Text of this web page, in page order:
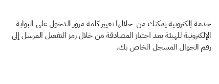
الزكاة الجمارك
ضريبة القيمة المضافة
الإقرار الضريبي
التصرفات العقارية
خدمة إلكترونية يمكنك من خلالها تغيير كلمة مرور الدخول على البوابة
الإلكترونية للهيئة بعد اجتياز المصادقة من خلال رمز التفعيل المرسل إلى
رقم الجوال المسجل الخاص بك.